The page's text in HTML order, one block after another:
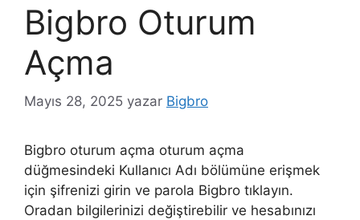
Bigbro Oturum
Açma
Mayıs 28, 2025 yazar Bigbro
Bigbro oturum açma oturum açma
düğmesindeki Kullanıcı Adı bölümüne erişmek
için şifrenizi girin ve parola Bigbro tıklayın.
Oradan bilgilerinizi değiştirebilir ve hesabınızı